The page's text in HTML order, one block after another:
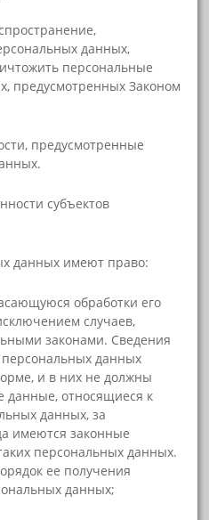
данных,
персональные
предусмотренных Законом
предусмотренные
субъектов
данных имеют право:
обработки его
случаев,
законами. Сведения
персональных данных
и в них не должны
данные, относящиеся к
данных, за
имеются законные
персональных данных.
ее получения
данных;